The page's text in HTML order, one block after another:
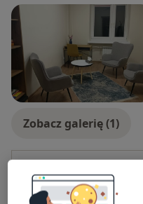
Zobacz galerię (1)
Płatność online
Oszczędź swój